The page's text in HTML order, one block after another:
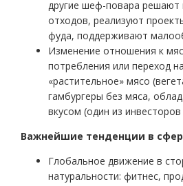
другие шеф-повара
отходов, реализуют
фуда, поддерживают
Изменение отношения к
потребления или переход
«растительное» мясо
гамбургеры без мяса,
вкусом (один из
Важнейшие тенденции в
Глобальное движение в
натуральности: фитнес,